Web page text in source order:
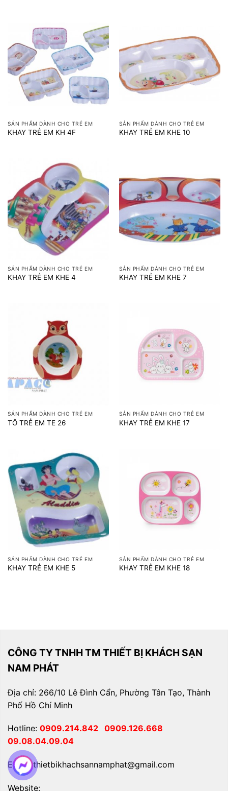
SẢN PHẨM DÀNH CHO TRẺ EM
KHAY TRẺ EM KH 4F
SẢN PHẨM DÀNH CHO TRẺ EM
KHAY TRẺ EM KHE 10
SẢN PHẨM DÀNH CHO TRẺ EM
KHAY TRẺ EM KHE 4
SẢN PHẨM DÀNH CHO TRẺ EM
KHAY TRẺ EM KHE 7
SẢN PHẨM DÀNH CHO TRẺ EM
TÔ TRẺ EM TE 26
SẢN PHẨM DÀNH CHO TRẺ EM
KHAY TRẺ EM KHE 17
SẢN PHẨM DÀNH CHO TRẺ EM
KHAY TRẺ EM KHE 5
SẢN PHẨM DÀNH CHO TRẺ EM
KHAY TRẺ EM KHE 18
CÔNG TY TNHH TM THIẾT BỊ KHÁCH SẠN
NAM PHÁT
Địa chỉ: 266/10 Lê Đình Cẩn, Phường Tân Tạo, Thành
Phố Hồ Chí Minh
Hotline: 0909.214.842 0909.126.668
09.08.04.09.04
Email: thietbikhachsannamphat@gmail.com
Website: